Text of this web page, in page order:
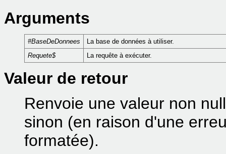
Arguments
#BaseDeDonnees
La base de données à utiliser.
Requete$
La requête à exécuter.
Valeur de retour
Renvoie une valeur non
sinon (en raison d'une
formatée).